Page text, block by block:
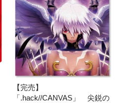
【完売】
「.hack//CANVAS」 尖鋭の